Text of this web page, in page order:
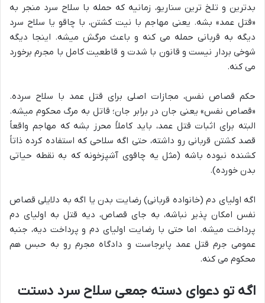
بدترین و تلخ ترین سناریو، زمانیه که حمله با سلاح سرد منجر به
«قتل عمد» بشه. یعنی مهاجم با نیت کشتن، با چاقو یا سلاح سرد
دیگه به قربانی حمله می کنه و باعث مرگش میشه. اینجا دیگه
شوخی بردار نیست و قانون با شدت و قاطعیت کامل با مجرم برخورد
می کنه.
حکم قصاص نفس، مجازات اصلی برای قتل عمد با سلاح سرده.
«قصاص نفس» یعنی جان در برابر جان؛ قاتل به مرگ محکوم میشه.
البته برای اثبات قتل عمد، باید کاملاً محرز بشه که مهاجم واقعاً
قصد کشتن قربانی رو داشته، حتی اگه سلاحی که استفاده کرده ذاتاً
کشنده نبوده باشه (مثل یه چاقوی آشپزخونه که به نقطه حیاتی
بدن خورده).
اگه اولیای دم (خانواده قربانی) رضایت بدن یا اگه به دلایلی قصاص
نفس امکان پذیر نباشه، به جای قصاص، دیه قتل به اولیای دم
پرداخت میشه. اما حتی با رضایت اولیای دم و پرداخت دیه، جنبه
عمومی جرم قتل عمد پابرجاست و دادگاه مجرم رو به حبس هم
محکوم می کنه.
اگه تو دعوای دسته جمعی سلاح سرد دستت